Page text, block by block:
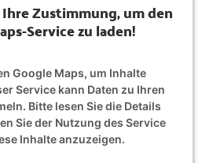
Zustimmung, um den
Service zu laden!
Google Maps, um Inhalte
Service kann Daten zu Ihren
Bitte lesen Sie die Details
Sie der Nutzung des Service
Inhalte anzuzeigen.